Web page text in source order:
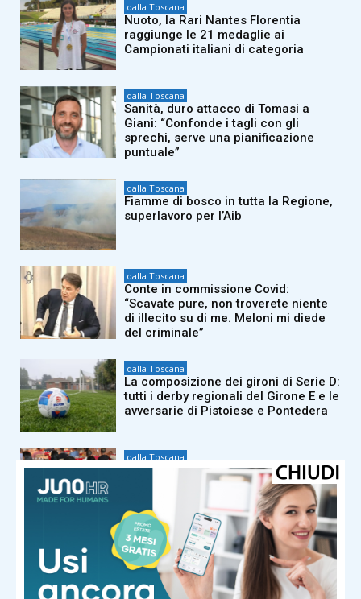
dalla Toscana
Nuoto, la Rari Nantes Florentia
raggiunge le 21 medaglie ai
Campionati italiani di categoria
dalla Toscana
Sanità, duro attacco di Tomasi a
Giani: “Confonde i tagli con gli
sprechi, serve una pianificazione
puntuale”
dalla Toscana
Fiamme di bosco in tutta la Regione,
superlavoro per l’Aib
dalla Toscana
Conte in commissione Covid:
“Scavate pure, non troverete niente
di illecito su di me. Meloni mi diede
del criminale”
dalla Toscana
La composizione dei gironi di Serie D:
tutti i derby regionali del Girone E e le
avversarie di Pistoiese e Pontedera
dalla Toscana
Il Sangiovese in Canada: il Consorzio
Chianti vola in Nordamerica per
formare gli esperti del settore
dalla Toscana
Morto a 86 anni nella sua casa
dell’Appennino pistoiese il
cantautore Francesco Guccini